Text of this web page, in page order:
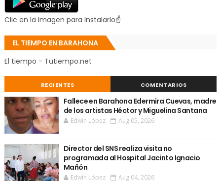
Clic en la Imagen para Instalarlo☝
EL TIEMPO EN BARAHONA
El tiempo - Tutiempo.net
RECIENTES COMENTARIOS
Fallece en Barahona Edermira Cuevas, madre
de los artistas Héctor y Miguelina Santana
Edwin López Aug 05, 2026
Director del SNS realiza visita no
programada al Hospital Jacinto Ignacio
Mañón
Edwin López Aug 04, 2026